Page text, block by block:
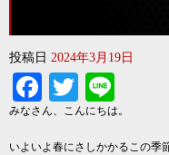
投稿日 2024年3月19日
Facebook
Twitter
みなさん、こんにちは。
いよいよ春にさしかかるこの季